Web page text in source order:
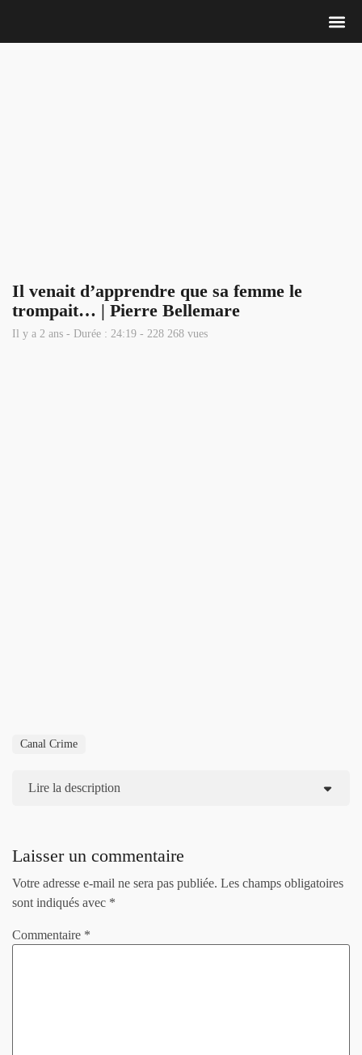
Il venait d’apprendre que sa femme le
trompait… | Pierre Bellemare
Il y a 2 ans - Durée : 24:19 - 228 268 vues
Canal Crime
Lire la description
Laisser un commentaire
Votre adresse e-mail ne sera pas publiée. Les champs obligatoires
sont indiqués avec *
Commentaire *